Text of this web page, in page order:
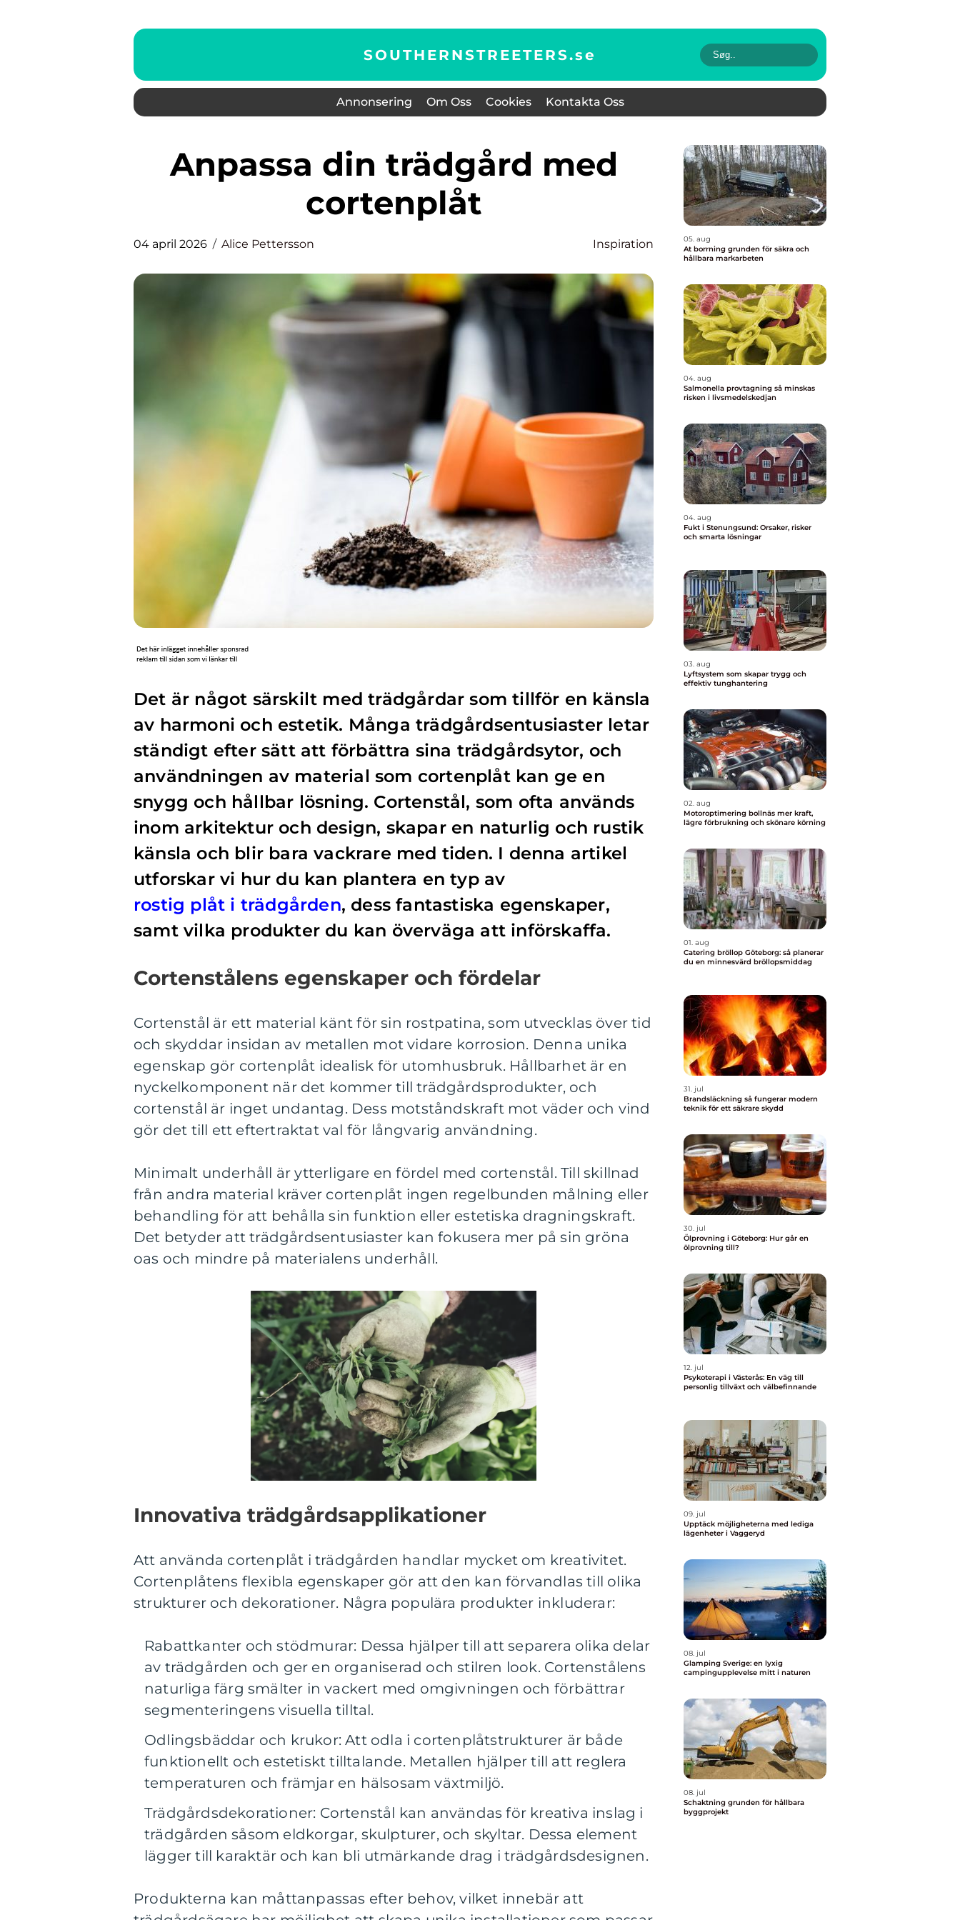
SOUTHERNSTREETERS.se
Annonsering Om Oss Cookies Kontakta Oss
Anpassa din trädgård med
cortenplåt
04 april 2026 Alice Pettersson Inspiration
Det är något särskilt med trädgårdar som tillför en känsla
av harmoni och estetik. Många trädgårdsentusiaster letar
ständigt efter sätt att förbättra sina trädgårdsytor, och
användningen av material som cortenplåt kan ge en
snygg och hållbar lösning. Cortenstål, som ofta används
inom arkitektur och design, skapar en naturlig och rustik
känsla och blir bara vackrare med tiden. I denna artikel
utforskar vi hur du kan plantera en typ av
rostig plåt i trädgården, dess fantastiska egenskaper,
samt vilka produkter du kan överväga att införskaffa.
Cortenstålens egenskaper och fördelar
Cortenstål är ett material känt för sin rostpatina, som utvecklas över tid
och skyddar insidan av metallen mot vidare korrosion. Denna unika
egenskap gör cortenplåt idealisk för utomhusbruk. Hållbarhet är en
nyckelkomponent när det kommer till trädgårdsprodukter, och
cortenstål är inget undantag. Dess motståndskraft mot väder och vind
gör det till ett eftertraktat val för långvarig användning.
Minimalt underhåll är ytterligare en fördel med cortenstål. Till skillnad
från andra material kräver cortenplåt ingen regelbunden målning eller
behandling för att behålla sin funktion eller estetiska dragningskraft.
Det betyder att trädgårdsentusiaster kan fokusera mer på sin gröna
oas och mindre på materialens underhåll.
Innovativa trädgårdsapplikationer
Att använda cortenplåt i trädgården handlar mycket om kreativitet.
Cortenplåtens flexibla egenskaper gör att den kan förvandlas till olika
strukturer och dekorationer. Några populära produkter inkluderar:
Rabattkanter och stödmurar: Dessa hjälper till att separera olika delar
av trädgården och ger en organiserad och stilren look. Cortenstålens
naturliga färg smälter in vackert med omgivningen och förbättrar
segmenteringens visuella tilltal.
Odlingsbäddar och krukor: Att odla i cortenplåtstrukturer är både
funktionellt och estetiskt tilltalande. Metallen hjälper till att reglera
temperaturen och främjar en hälsosam växtmiljö.
Trädgårdsdekorationer: Cortenstål kan användas för kreativa inslag i
trädgården såsom eldkorgar, skulpturer, och skyltar. Dessa element
lägger till karaktär och kan bli utmärkande drag i trädgårdsdesignen.
Produkterna kan måttanpassas efter behov, vilket innebär att
05. aug
At borrning grunden för säkra och
hållbara markarbeten
04. aug
Salmonella provtagning så minskas
risken i livsmedelskedjan
04. aug
Fukt i Stenungsund: Orsaker, risker
och smarta lösningar
03. aug
Lyftsystem som skapar trygg och
effektiv tunghantering
02. aug
Motoroptimering bollnäs mer kraft,
lägre förbrukning och skönare körning
01. aug
Catering bröllop Göteborg: så planerar
du en minnesvärd bröllopsmiddag
31. jul
Brandsläckning så fungerar modern
teknik för ett säkrare skydd
30. jul
Ölprovning i Göteborg: Hur går en
ölprovning till?
12. jul
Psykoterapi i Västerås: En väg till
personlig tillväxt och välbefinnande
09. jul
Upptäck möjligheterna med lediga
lägenheter i Vaggeryd
08. jul
Glamping Sverige: en lyxig
campingupplevelse mitt i naturen
08. jul
Schaktning grunden för hållbara
byggprojekt